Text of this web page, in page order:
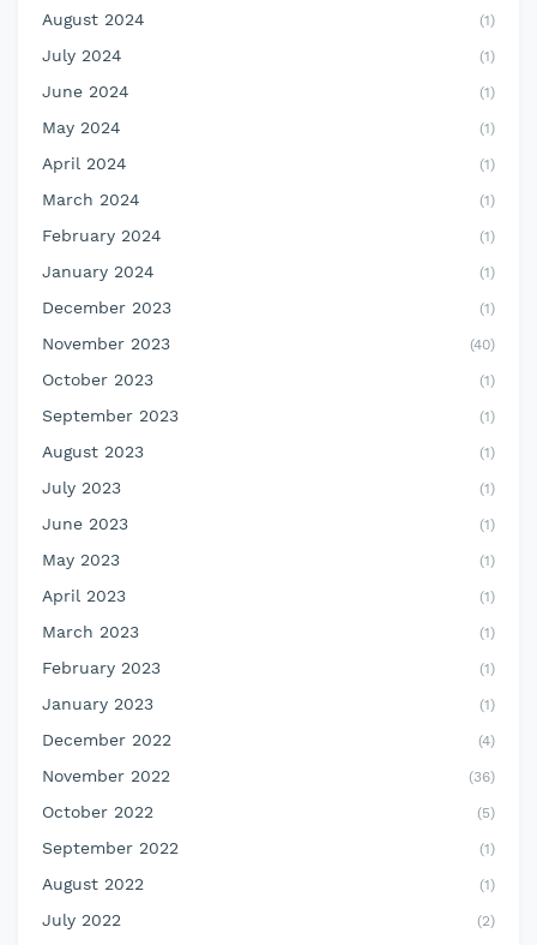
August 2024 (1)
July 2024 (1)
June 2024 (1)
May 2024 (1)
April 2024 (1)
March 2024 (1)
February 2024 (1)
January 2024 (1)
December 2023 (1)
November 2023 (40)
October 2023 (1)
September 2023 (1)
August 2023 (1)
July 2023 (1)
June 2023 (1)
May 2023 (1)
April 2023 (1)
March 2023 (1)
February 2023 (1)
January 2023 (1)
December 2022 (4)
November 2022 (36)
October 2022 (5)
September 2022 (1)
August 2022 (1)
July 2022 (2)